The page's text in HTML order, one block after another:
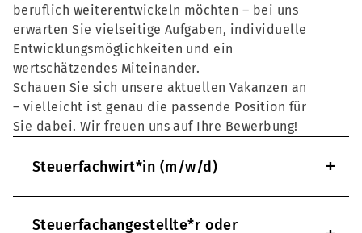
beruflich weiterentwickeln möchten – bei uns
erwarten Sie vielseitige Aufgaben, individuelle
Entwicklungsmöglichkeiten und ein
wertschätzendes Miteinander.
Schauen Sie sich unsere aktuellen Vakanzen an
– vielleicht ist genau die passende Position für
Sie dabei. Wir freuen uns auf Ihre Bewerbung!
Steuerfachwirt*in (m/w/d) +
Steuerfachangestellte*r oder